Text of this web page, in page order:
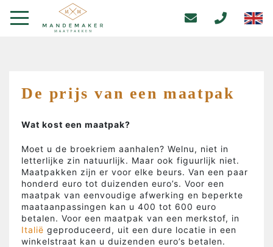
De prijs van een maatpak
Wat kost een maatpak?
Moet u de broekriem aanhalen? Welnu, niet in
letterlijke zin natuurlijk. Maar ook figuurlijk niet.
Maatpakken zijn er voor elke beurs. Van een paar
honderd euro tot duizenden euro’s. Voor een
maatpak van eenvoudige afwerking en beperkte
maataanpassingen kan u 400 tot 600 euro
betalen. Voor een maatpak van een merkstof, in
Italië geproduceerd, uit een dure locatie in een
winkelstraat kan u duizenden euro’s betalen.